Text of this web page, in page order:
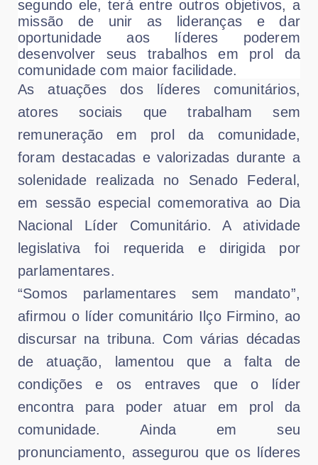
segundo ele, terá entre outros objetivos, a
missão de unir as lideranças e dar
oportunidade aos líderes poderem
desenvolver seus trabalhos em prol da
comunidade com maior facilidade.
As atuações dos líderes comunitários,
atores sociais que trabalham sem
remuneração em prol da comunidade,
foram destacadas e valorizadas durante a
solenidade realizada no Senado Federal,
em sessão especial comemorativa ao Dia
Nacional Líder Comunitário. A atividade
legislativa foi requerida e dirigida por
parlamentares.
“Somos parlamentares sem mandato”,
afirmou o líder comunitário Ilço Firmino, ao
discursar na tribuna. Com várias décadas
de atuação, lamentou que a falta de
condições e os entraves que o líder
encontra para poder atuar em prol da
comunidade. Ainda em seu
pronunciamento, assegurou que os líderes